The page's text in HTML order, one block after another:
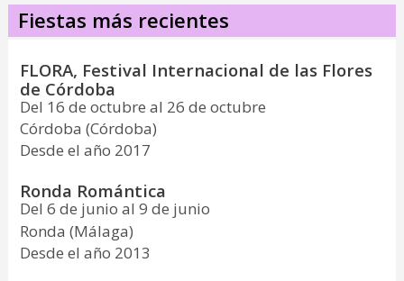
Fiestas más recientes
FLORA, Festival Internacional de las Flores
de Córdoba
Del 16 de octubre al 26 de octubre
Córdoba (Córdoba)
Desde el año 2017
Ronda Romántica
Del 6 de junio al 9 de junio
Ronda (Málaga)
Desde el año 2013